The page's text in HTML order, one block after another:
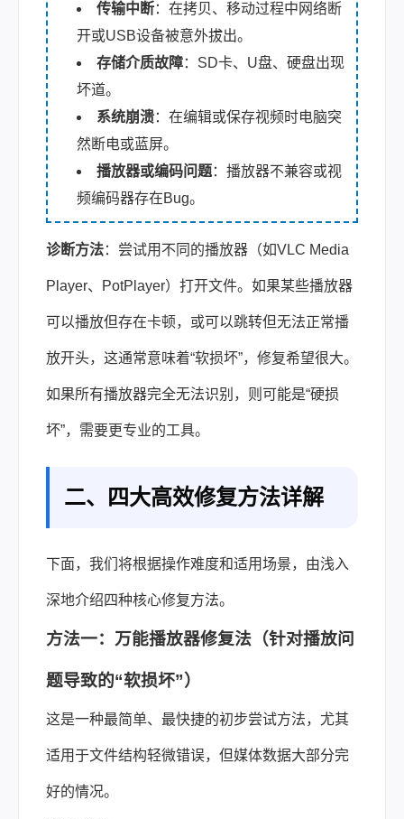
传输中断：在拷贝、移动过程中网络断
开或USB设备被意外拔出。
存储介质故障：SD卡、U盘、硬盘出现
坏道。
系统崩溃：在编辑或保存视频时电脑突
然断电或蓝屏。
播放器或编码问题：播放器不兼容或视
频编码器存在Bug。
诊断方法：尝试用不同的播放器（如VLC Media
Player、PotPlayer）打开文件。如果某些播放器
可以播放但存在卡顿，或可以跳转但无法正常播
放开头，这通常意味着“软损坏”，修复希望很大。
如果所有播放器完全无法识别，则可能是“硬损
坏”，需要更专业的工具。
二、四大高效修复方法详解
下面，我们将根据操作难度和适用场景，由浅入
深地介绍四种核心修复方法。
方法一：万能播放器修复法（针对播放问
题导致的“软损坏”）
这是一种最简单、最快捷的初步尝试方法，尤其
适用于文件结构轻微错误，但媒体数据大部分完
好的情况。